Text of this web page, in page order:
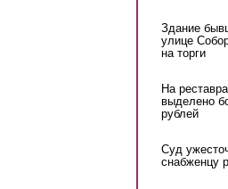
Здание
улице
на торги
На
выделено
рублей
Суд
снабженцу